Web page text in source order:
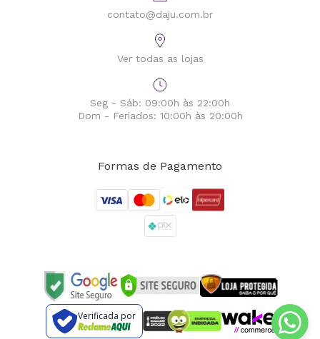
contato@daju.com.br
Ver todas as lojas
Seg - Sáb: 09:00h às 22:00h
Dom - Feriados: 10:00h às 20:00h
Formas de Pagamento
Verificada por